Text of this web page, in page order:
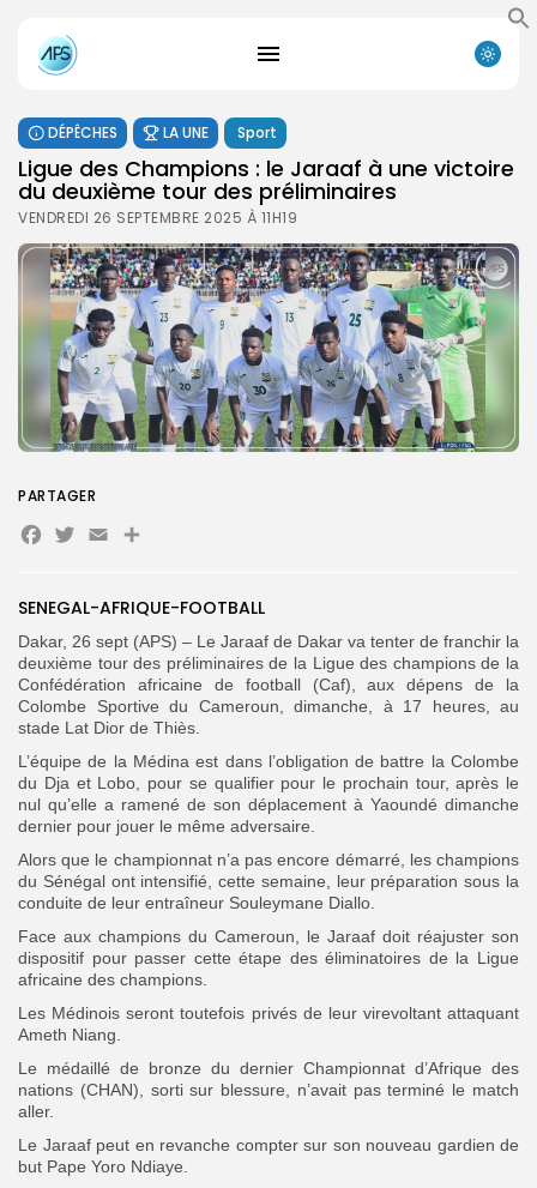
for:
FR
DÉPÊCHES LA UNE Sport
Ligue des Champions : le Jaraaf à une victoire
du deuxième tour des préliminaires
VENDREDI 26 SEPTEMBRE 2025 À 11H19
SENEGAL-AFRIQUE-FOOTBALL
Dakar, 26 sept (APS) – Le Jaraaf de Dakar va tenter de franchir la
deuxième tour des préliminaires de la Ligue des champions de la
Confédération africaine de football (Caf), aux dépens de la
Colombe Sportive du Cameroun, dimanche, à 17 heures, au
stade Lat Dior de Thiès.
L’équipe de la Médina est dans l’obligation de battre la Colombe
du Dja et Lobo, pour se qualifier pour le prochain tour, après le
nul qu’elle a ramené de son déplacement à Yaoundé dimanche
dernier pour jouer le même adversaire.
Alors que le championnat n’a pas encore démarré, les champions
du Sénégal ont intensifié, cette semaine, leur préparation sous la
conduite de leur entraîneur Souleymane Diallo.
Face aux champions du Cameroun, le Jaraaf doit réajuster son
dispositif pour passer cette étape des éliminatoires de la Ligue
africaine des champions.
Les Médinois seront toutefois privés de leur virevoltant attaquant
Ameth Niang.
Le médaillé de bronze du dernier Championnat d’Afrique des
nations (CHAN), sorti sur blessure, n’avait pas terminé le match
aller.
Le Jaraaf peut en revanche compter sur son nouveau gardien de
but Pape Yoro Ndiaye.
PARTAGER
Facebook
Twitter
EmailPartager